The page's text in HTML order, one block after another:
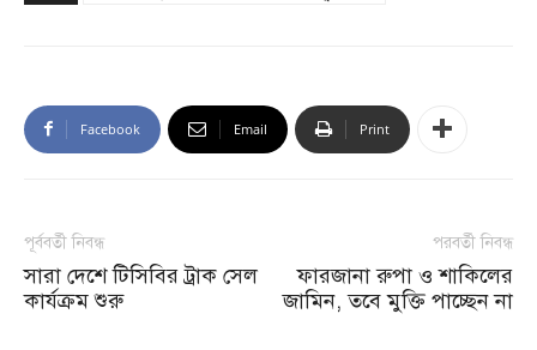
Facebook Email Print
পূর্ববর্তী নিবন্ধ
সারা দেশে টিসিবির ট্রাক সেল
কার্যক্রম শুরু
পরবর্তী নিবন্ধ
ফারজানা রুপা ও শাকিলের
জামিন, তবে মুক্তি পাচ্ছেন না